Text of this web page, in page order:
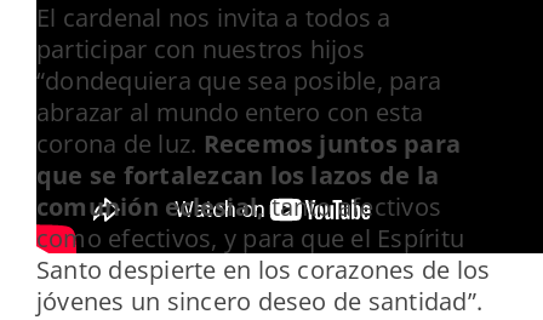
El cardenal nos invita a todos a
participar con nuestros hijos
“dondequiera que sea posible, para
abrazar al mundo entero con esta
corona de luz. Recemos juntos para
que se fortalezcan los lazos de la
comunión eclesial,tanto afectivos
como efectivos, y para que el Espíritu
Santo despierte en los corazones de los
jóvenes un sincero deseo de santidad”.